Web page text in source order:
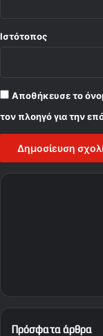
Ιστότοπος
Αποθήκευσε το
τον πλοηγό για την
Πρόσφατα άρθρα